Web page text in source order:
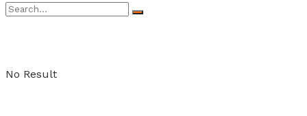
No Result